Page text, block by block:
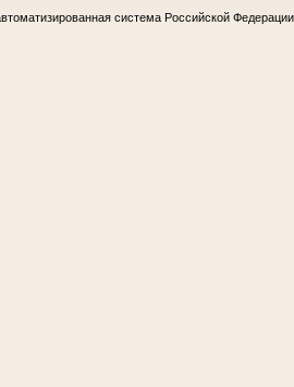
система Российской